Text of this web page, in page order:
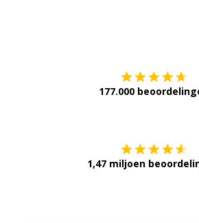
177.000
1,47 miljoen